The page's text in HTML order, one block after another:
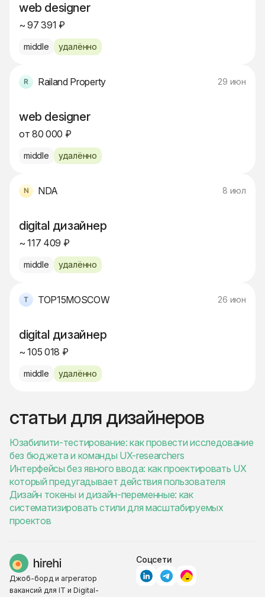
web designer
~ 97 391 ₽
middle удалённо
Railand Property 29 июн
web designer
от 80 000 ₽
middle удалённо
NDA 8 июл
digital дизайнер
~ 117 409 ₽
middle удалённо
TOP15MOSCOW 26 июн
digital дизайнер
~ 105 018 ₽
middle удалённо
статьи для дизайнеров
Юзабилити-тестирование: как провести исследование
без бюджета и команды UX-researchers
Интерфейсы без явного ввода: как проектировать UX
который предугадывает действия пользователя
Дизайн токены и дизайн-переменные: как
систематизировать стили для масштабируемых
проектов
Джоб-борд и агрегатор
вакансий для IT и Digital-
Соцсети